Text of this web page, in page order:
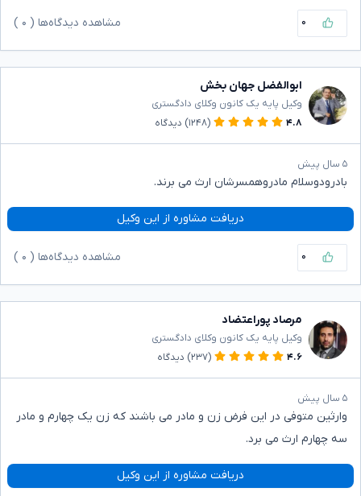
۰ مشاهده دیدگاه‌ها ( ۰
ابوالفضل جهان بخش
وکیل پایه یک کانون وکلای دادگستری
۴.۸
(۱۲۴۸) دیدگاه
۵ سال پیش
بادرودوسلام مادروهمسرشان ارث می برند.
دریافت مشاوره از این وکیل
۰ مشاهده دیدگاه‌ها ( ۰
مرصاد پوراعتضاد
وکیل پایه یک کانون وکلای دادگستری
۴.۶
(۲۳۷) دیدگاه
۵ سال پیش
وارثین متوفی در این فرض زن و مادر می باشند که زن یک چهارم و مادر
سه چهارم ارث می برد.
دریافت مشاوره از این وکیل